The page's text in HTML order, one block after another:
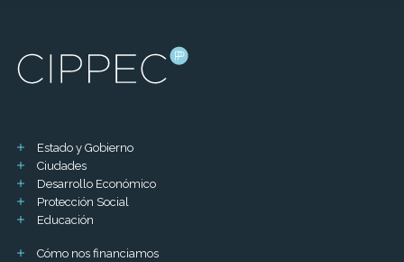
Estado y Gobierno
Ciudades
Desarrollo Económico
Protección Social
Educación
Cómo nos financiamos